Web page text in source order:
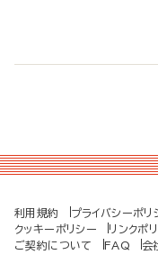
利用規約 プライバシーポリ
クッキーポリシー
リンクポ
ご契約について
FAQ 会